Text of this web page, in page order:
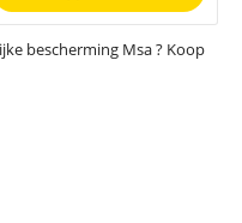
bescherming Msa ? Koop